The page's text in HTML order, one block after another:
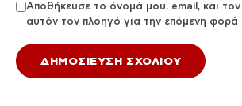
Αποθήκευσε το όνομά μου, email, και
αυτόν τον πλοηγό για την επόμενη